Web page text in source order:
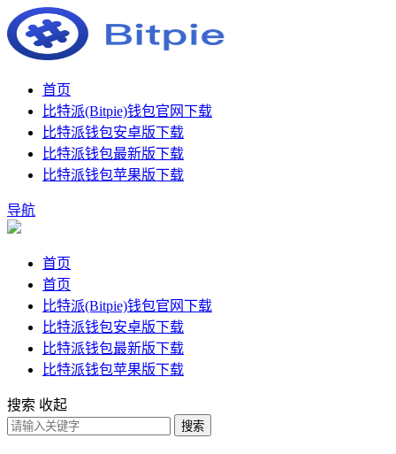
首页
比特派(Bitpie)钱包官网下载
比特派钱包安卓版下载
比特派钱包最新版下载
比特派钱包苹果版下载
导航
首页
首页
比特派(Bitpie)钱包官网下载
比特派钱包安卓版下载
比特派钱包最新版下载
比特派钱包苹果版下载
搜索 收起
搜索